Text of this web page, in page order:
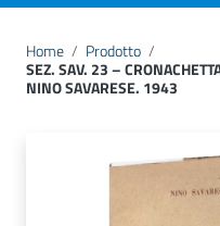
Home / Prodotto /
SEZ. SAV. 23 –
NINO SAVARESE. 1943